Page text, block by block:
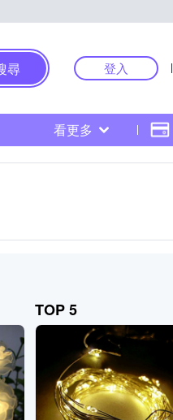
尋 登入
看更多
TOP 5